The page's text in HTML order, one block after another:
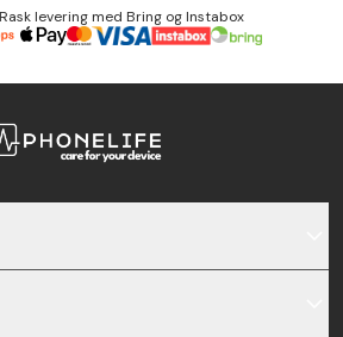
Rask levering med Bring og Instabox